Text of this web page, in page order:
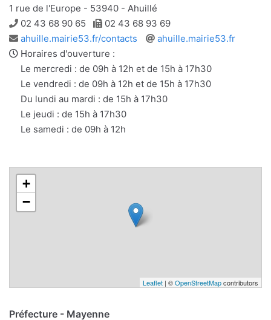
1 rue de l'Europe - 53940 - Ahuillé
Téléphone
02 43 68 90 65 Télécopie
02 43 68 93 69
Adresse
e-
mail
ahuille.mairie53.fr/contacts
Site
ahuille.mairie53.fr
Horaires d'ouverture :
Le mercredi : de 09h à 12h et de 15h à 17h30
Le vendredi : de 09h à 12h et de 15h à 17h30
Du lundi au mardi : de 15h à 17h30
Le jeudi : de 15h à 17h30
Le samedi : de 09h à 12h
+
−
Leaflet | ©OpenStreetMapcontributors
Préfecture - Mayenne